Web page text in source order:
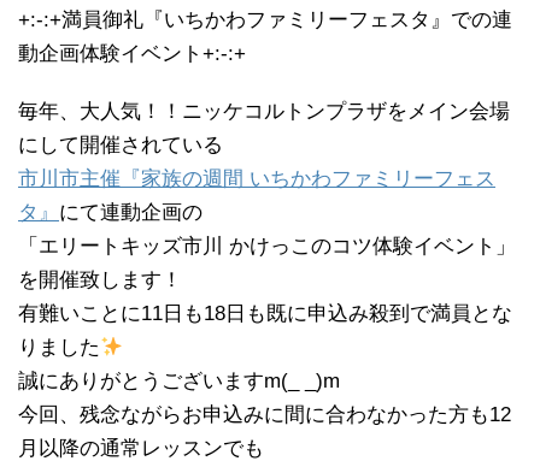
+:-:+満員御礼『いちかわファミリーフェスタ』での連
動企画体験イベント+:-:+
毎年、大人気！！ニッケコルトンプラザをメイン会場
にして開催されている
市川市主催『家族の週間 いちかわファミリーフェス
タ』 にて連動企画の
「エリートキッズ市川 かけっこのコツ体験イベント」
を開催致します！
有難いことに11日も18日も既に申込み殺到で満員とな
りました
誠にありがとうございますm(_ _)m
今回、残念ながらお申込みに間に合わなかった方も12
月以降の通常レッスンでも